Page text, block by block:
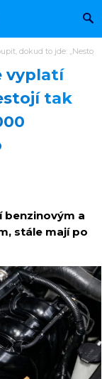
dokud to jde:
vyplatí
tak
a
stále mají po